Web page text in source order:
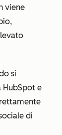
viene
si
HubSpot e
di